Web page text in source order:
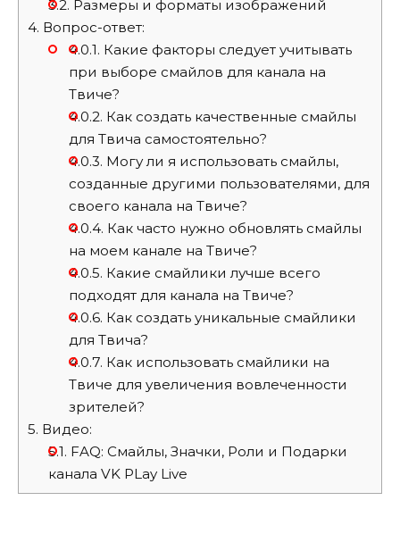
3.2. Размеры и форматы изображений
4. Вопрос-ответ:
4.0.1. Какие факторы следует учитывать
при выборе смайлов для канала на
Твиче?
4.0.2. Как создать качественные смайлы
для Твича самостоятельно?
4.0.3. Могу ли я использовать смайлы,
созданные другими пользователями, для
своего канала на Твиче?
4.0.4. Как часто нужно обновлять смайлы
на моем канале на Твиче?
4.0.5. Какие смайлики лучше всего
подходят для канала на Твиче?
4.0.6. Как создать уникальные смайлики
для Твича?
4.0.7. Как использовать смайлики на
Твиче для увеличения вовлеченности
зрителей?
5. Видео:
5.1. FAQ: Смайлы, Значки, Роли и Подарки
канала VK PLay Live